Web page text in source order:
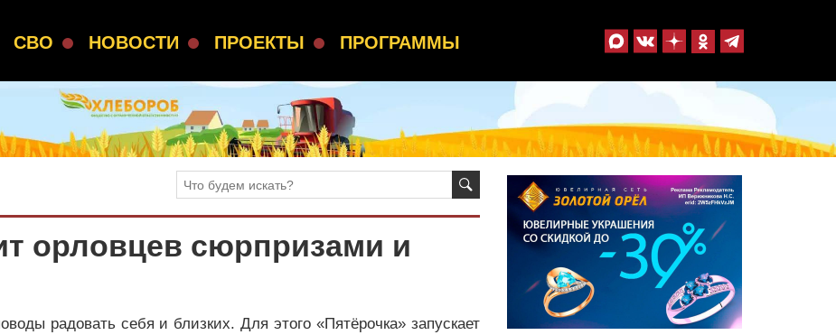
СВО НОВОСТИ ПРОЕКТЫ ПРОГРАММЫ
орловцев сюрпризами и
радовать себя и близких. Для этого «Пятёрочка» запускает